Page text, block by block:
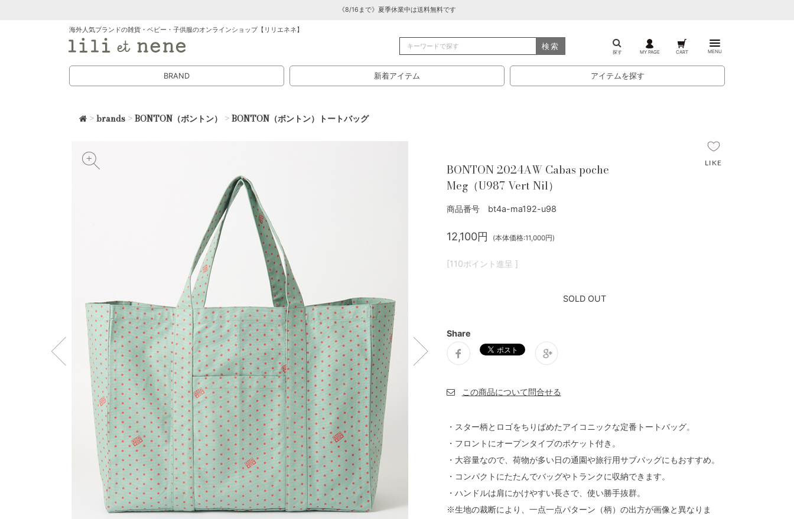
《8/16まで》夏季休業中は送料無料です
海外人気ブランドの雑貨・ベビー・子供服のオンラインショップ【リリエネネ】
検索
探す MY PAGE CART MENU
BRAND 新着アイテム アイテムを探す
>brands >BONTON（ボントン） >BONTON（ボントン）トートバッグ
BONTON 2024AW Cabas poche
Meg（U987 Vert Nil）
商品番号 bt4a-ma192-u98
12,100円 (本体価格:11,000円)
[110ポイント進呈 ]
SOLD OUT
Share
・スター柄とロゴをちりばめたアイコニックな定番トートバッグ。
・フロントにオープンタイプのポケット付き。
・大容量なので、荷物が多い日の通園や旅行用サブバッグにもおすすめ。
・コンパクトにたたんでバッグやトランクに収納できます。
・ハンドルは肩にかけやすい長さで、使い勝手抜群。
※生地の裁断により、一点一点パターン（柄）の出方が画像と異なりま